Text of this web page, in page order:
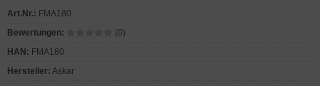
Art.Nr.: FMA180
Bewertungen:
(0)
HAN: FMA180
Hersteller: Askar